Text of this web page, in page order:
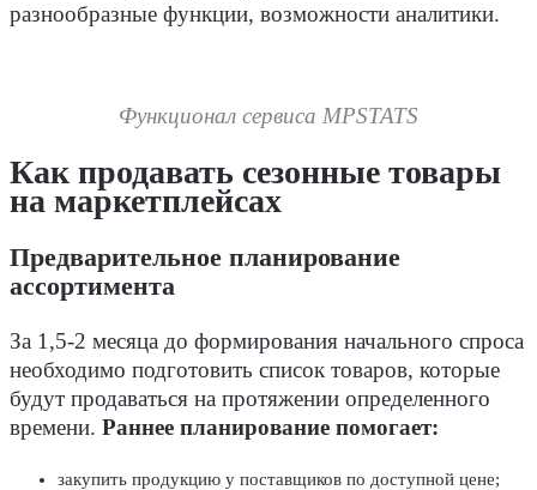
разнообразные функции, возможности аналитики.
Функционал сервиса MPSTATS
Как продавать сезонные товары
на маркетплейсах
Предварительное планирование
ассортимента
За 1,5-2 месяца до формирования начального спроса
необходимо подготовить список товаров, которые
будут продаваться на протяжении определенного
времени. Раннее планирование помогает:
закупить продукцию у поставщиков по доступной цене;